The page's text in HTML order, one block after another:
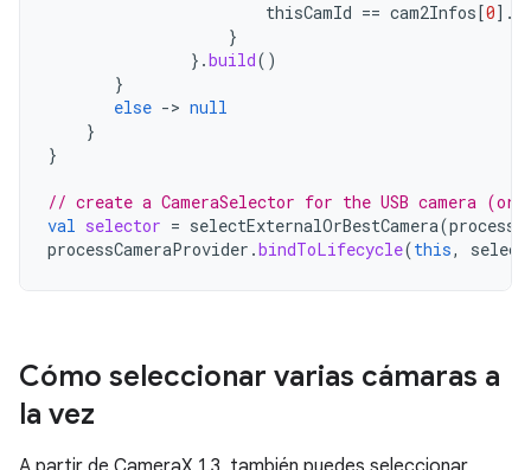
thisCamId == cam2Infos[0] .
}
}.build()
}
else -> null
}
}
// create a CameraSelector for the USB camera
val selector = selectExternalOrBestCamera(
processCameraProvider .bindToLifecycle(this,
Cómo seleccionar varias cámaras a
la vez